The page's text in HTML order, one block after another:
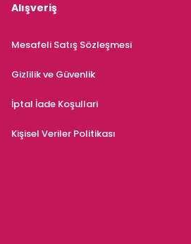
Alışveriş
Mesafeli Satış Sözleşmesi
Gizlilik ve Güvenlik
İptal İade Koşullari
Kişisel Veriler Politikası